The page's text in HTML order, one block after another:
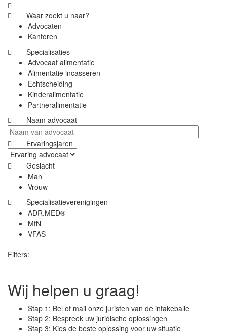
Waar zoekt u naar?
Advocaten
Kantoren
Specialisaties
Advocaat alimentatie
Alimentatie incasseren
Echtscheiding
Kinderalimentatie
Partneralimentatie
Naam advocaat
Ervaringsjaren
Geslacht
Man
Vrouw
Specialisatieverenigingen
ADR.MED®
MfN
VFAS
Filters:
Wij helpen u graag!
Stap 1: Bel of mail onze juristen van de intakebalie
Stap 2: Bespreek uw juridische oplossingen
Stap 3: Kies de beste oplossing voor uw situatie